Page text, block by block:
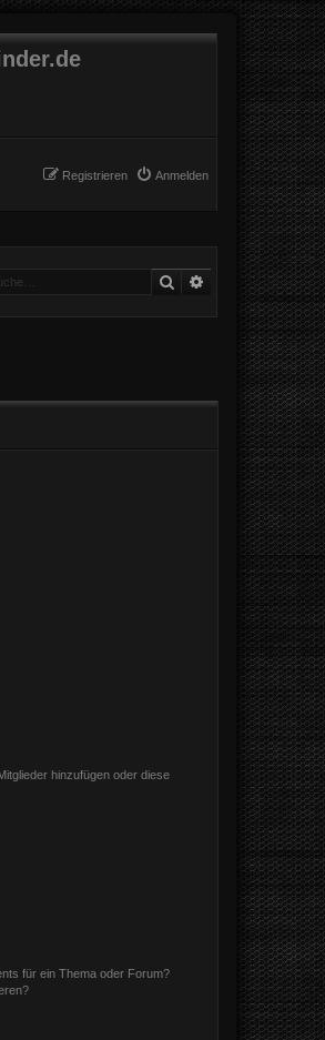
Anmelden
Registrieren
Suche Erweiterte Suche
hinzufügen oder diese
für ein Thema oder Forum?